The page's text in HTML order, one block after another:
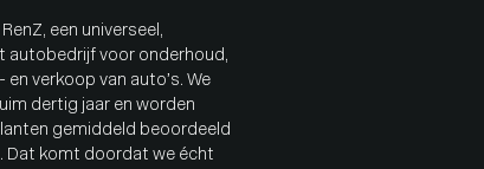
een universeel,
autobedrijf voor onderhoud,
en verkoop van auto’s. We
dertig jaar en worden
gemiddeld beoordeeld
Dat komt doordat we écht